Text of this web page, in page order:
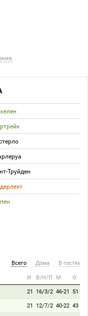
Труйден
Всего Дома В гостях
И В/Н/П М О
21 16/3/2 46-21 51
21 12/7/2 40-22 43